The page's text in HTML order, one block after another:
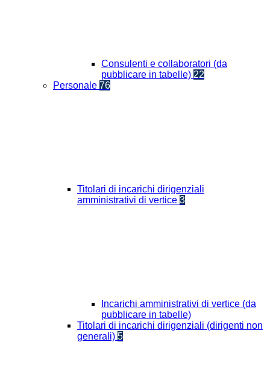
Consulenti e collaboratori (da
pubblicare in tabelle) 22
Personale 76
Titolari di incarichi dirigenziali
amministrativi di vertice 3
Incarichi amministrativi di vertice (da
pubblicare in tabelle)
Titolari di incarichi dirigenziali (dirigenti non
generali) 5